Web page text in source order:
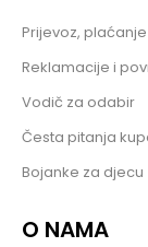
Prijevoz,
Reklamacije i
Vodič za odabir
Česta pitanja
Bojanke za djecu
O NAMA